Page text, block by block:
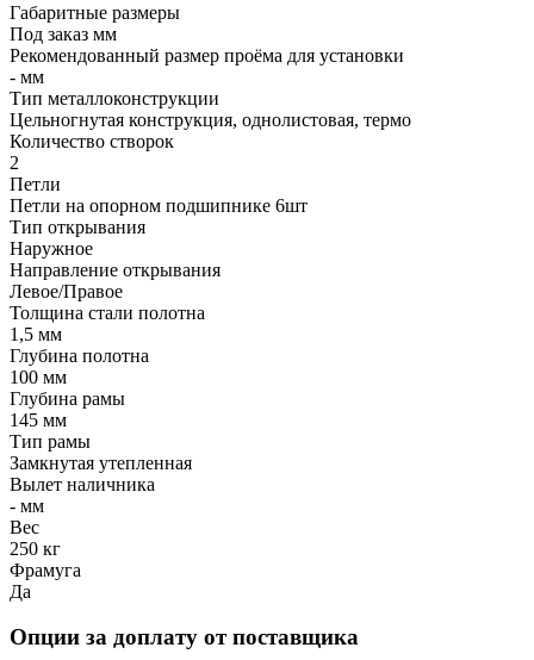
Габаритные размеры
Под заказ мм
Рекомендованный размер проёма для установки
- мм
Тип металлоконструкции
Цельногнутая конструкция, однолистовая, термо
Количество створок
2
Петли
Петли на опорном подшипнике 6шт
Тип открывания
Наружное
Направление открывания
Левое/Правое
Толщина стали полотна
1,5 мм
Глубина полотна
100 мм
Глубина рамы
145 мм
Тип рамы
Замкнутая утепленная
Вылет наличника
- мм
Вес
250 кг
Фрамуга
Да
Опции за доплату от поставщика